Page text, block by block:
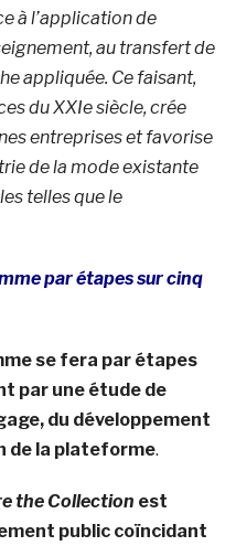
à l’application de
au transfert de
appliquée. Ce faisant,
du XXIe siècle, crée
entreprises et favorise
de la mode existante
telles que le
par étapes sur cinq
se fera par étapes
par une étude de
du développement
de la plateforme.
the Collection est
public coïncidant